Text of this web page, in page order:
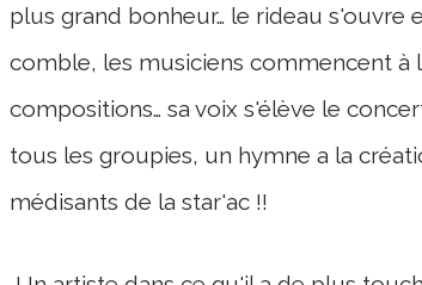
plus grand bonheur… le rideau s'ouvre
comble, les musiciens commencent à
compositions… sa voix s'élève le
tous les groupies, un hymne a la
médisants de la star'ac !!